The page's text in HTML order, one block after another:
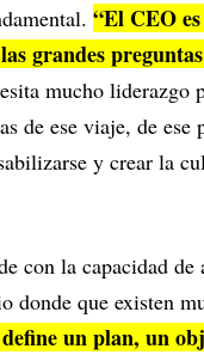
“El CEO
grandes
mucho liderazgo
de ese viaje, de ese
y crear la
con la capacidad de
donde que existen
un plan, un